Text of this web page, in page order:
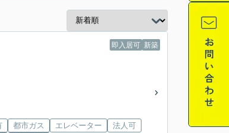
即入居可 新築
都市ガス エレベーター
法人可